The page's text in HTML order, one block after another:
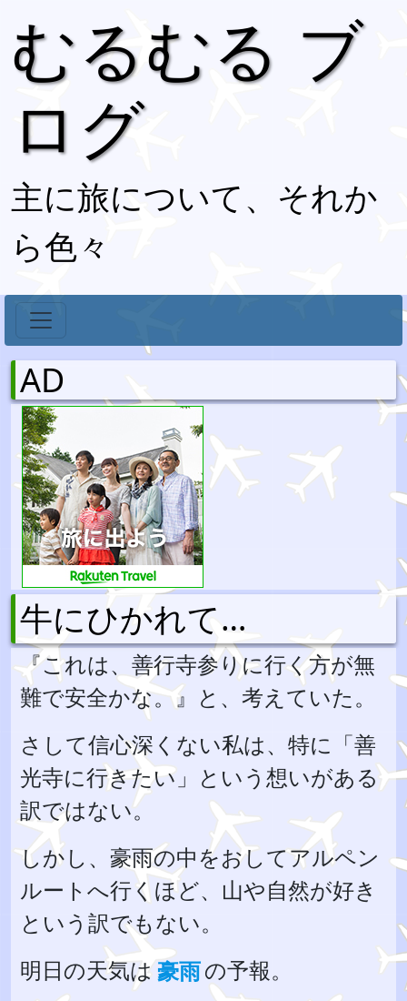
むるむる ブ
ログ
主に旅について、それか
ら色々
AD
牛にひかれて…
『これは、善行寺参りに行く方が無
難で安全かな。』と、考えていた。
さして信心深くない私は、特に「善
光寺に行きたい」という想いがある
訳ではない。
しかし、豪雨の中をおしてアルペン
ルートへ行くほど、山や自然が好き
という訳でもない。
明日の天気は 豪雨の予報。